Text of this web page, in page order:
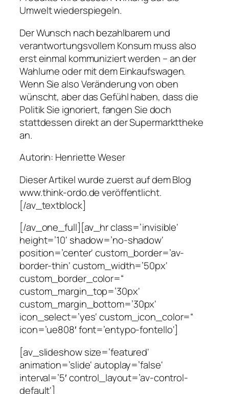
Umwelt wiederspiegeln.
Der Wunsch nach bezahlbarem und
verantwortungsvollem Konsum muss also
erst einmal kommuniziert werden –an der
Wahlurne oder mit dem Einkaufswagen.
Wenn Sie also Veränderung von oben
wünscht, aber das Gefühl haben, dass die
Politik Sie ignoriert, fangen Sie doch
stattdessen direkt an der Supermarkttheke
an.
Autorin: Henriette Weser
Dieser Artikel wurde zuerst auf dem Blog
www.think-ordo.de veröffentlicht.
[/av_textblock]
[/av_one_full][av_hr class=’invisible‘
height=’10‘ shadow=’no-shadow‘
position=’center‘ custom_border=’av-
border-thin‘ custom_width=’50px‘
custom_border_color=“
custom_margin_top=’30px‘
custom_margin_bottom=’30px‘
icon_select=’yes‘ custom_icon_color=“
icon=’ue808′ font=’entypo-fontello‘]
[av_slideshow size=’featured‘
animation=’slide‘ autoplay=’false‘
interval=’5′ control_layout=’av-control-
default‘]